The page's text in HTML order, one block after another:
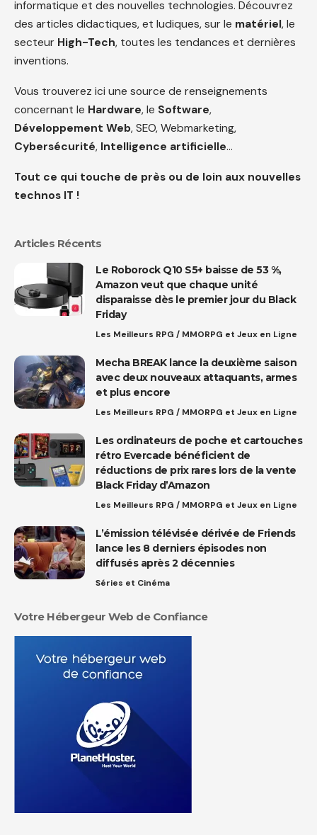
informatique et des nouvelles technologies. Découvrez
des articles didactiques, et ludiques, sur le matériel, le
secteur High-Tech, toutes les tendances et dernières
inventions.
Vous trouverez ici une source de renseignements
concernant le Hardware, le Software,
Développement Web, SEO, Webmarketing,
Cybersécurité, Intelligence artificielle…
Tout ce qui touche de près ou de loin aux nouvelles
technos IT !
Articles Récents
Le Roborock Q10 S5+ baisse de 53 %,
Amazon veut que chaque unité
disparaisse dès le premier jour du Black
Friday
Les Meilleurs RPG / MMORPG et Jeux en Ligne
Mecha BREAK lance la deuxième saison
avec deux nouveaux attaquants, armes
et plus encore
Les Meilleurs RPG / MMORPG et Jeux en Ligne
Les ordinateurs de poche et cartouches
rétro Evercade bénéficient de
réductions de prix rares lors de la vente
Black Friday d’Amazon
Les Meilleurs RPG / MMORPG et Jeux en Ligne
L’émission télévisée dérivée de Friends
lance les 8 derniers épisodes non
diffusés après 2 décennies
Séries et Cinéma
Votre Hébergeur Web de Confiance